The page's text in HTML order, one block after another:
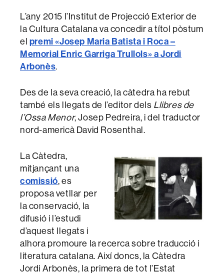
L’any 2015 l’Institut de Projecció Exterior de
la Cultura Catalana va concedir a títol pòstum
el premi «Josep Maria Batista i Roca –
Memorial Enric Garriga Trullols» a Jordi
Arbonès.
Des de la seva creació, la càtedra ha rebut
també els llegats de l’editor dels Llibres de
l’Ossa Menor, Josep Pedreira, i del traductor
nord-americà David Rosenthal.
La Càtedra,
mitjançant una
comissió, es
proposa vetllar per
la conservació, la
difusió i l’estudi
d’aquest llegats i
alhora promoure la recerca sobre traducció i
literatura catalana. Així doncs, la Càtedra
Jordi Arbonès, la primera de tot l’Estat